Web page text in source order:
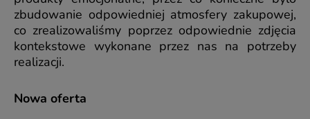
zbudowanie odpowiedniej atmosfery zakupowej,
co zrealizowaliśmy poprzez odpowiednie zdjęcia
kontekstowe wykonane przez nas na potrzeby
realizacji.
Nowa oferta